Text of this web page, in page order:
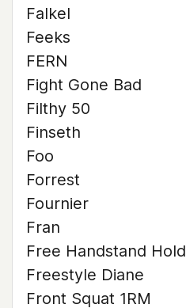
Falkel
Feeks
FERN
Fight Gone Bad
Filthy 50
Finseth
Foo
Forrest
Fournier
Fran
Free Handstand Hold
Freestyle Diane
Front Squat 1RM